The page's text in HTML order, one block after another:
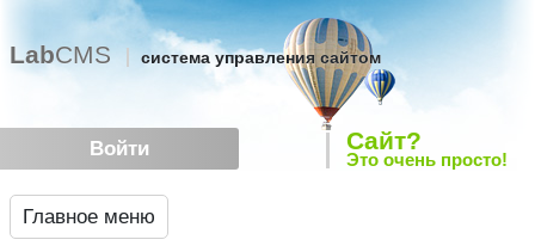
Войти
LabCMS система управления сайтом
Сайт?
Это очень просто!
Главное меню